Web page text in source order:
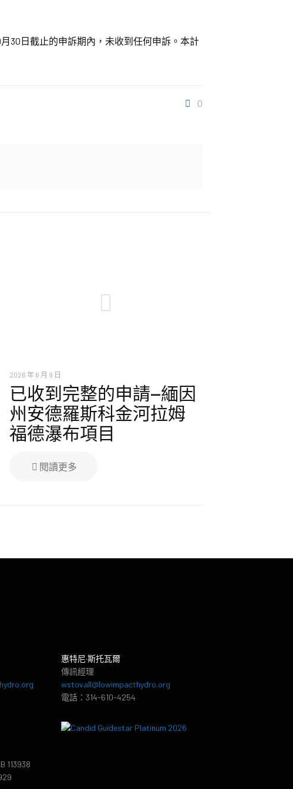
30日截止的申訴期內，未收到任何申訴。本計
0
2026 年 6 月 9 日
已收到完整的申請—緬因
州安德羅斯科金河拉姆
福德瀑布項目
閱讀更多
113938
惠特尼·斯托瓦爾
傳訊經理
wstovall@lowimpacthydro.org
電話：314-610-4254